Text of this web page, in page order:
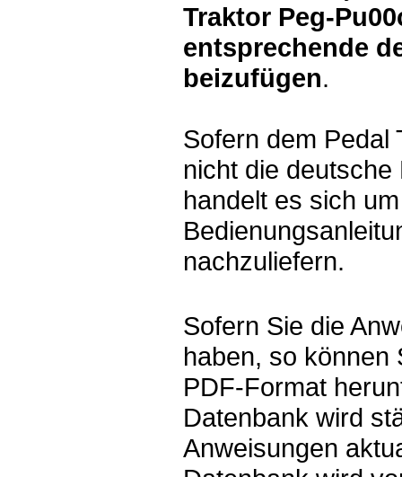
Traktor Peg-
entsprechende
beizufügen.
Sofern dem Pedal
nicht die
handelt es sich
nachzuliefern.
Sofern Sie die
haben, so können
PDF-Format
Datenbank wird
Anweisungen